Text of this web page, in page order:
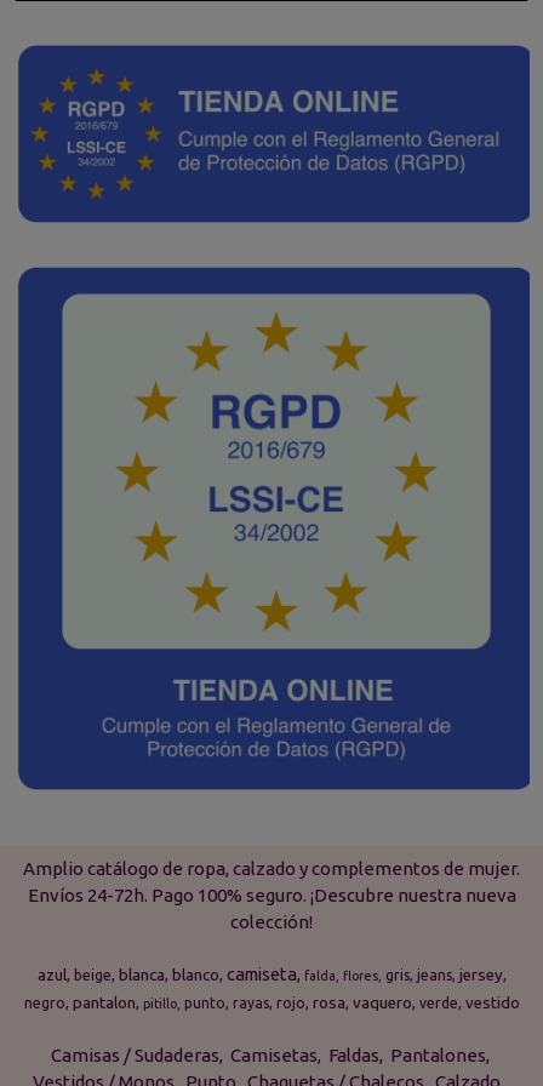
Amplio catálogo de ropa, calzado y complementos de mujer.
Envíos 24-72h. Pago 100% seguro. ¡Descubre nuestra nueva
colección!
azul beige blanca blanco camiseta falda flores gris jeans jersey
negro pantalon pitillo punto rayas rojo rosa vaquero verde vestido
Camisas / Sudaderas Camisetas Faldas
Pantalones